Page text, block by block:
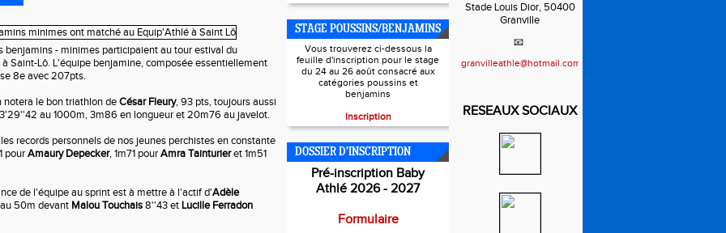
benjamins - minimes participaient au tour estival du
Saint-Lô. L'équipe benjamine, composée essentiellement
8e avec 207pts.
notera le bon triathlon deCésar Fleury, 93 pts, toujours aussi
au 1000m, 3m86 en longueur et 20m76 au javelot.
records personnels de nos jeunes perchistes en constante
pourAmaury Depecker, 1m71 pourAmra Tainturieret 1m51
de l'équipe au sprint est à mettre à l'actif d'Adèle
50m devant Malou Touchais8''43 et Lucille Ferradon
STAGE POUSSINS/BENJAMINS
Vous trouverez ci-dessous la
feuille d'inscription pour le stage
du 24 au 26 août consacré aux
catégories poussins et
benjamins
Inscription
DOSSIER D'INSCRIPTION
Pré-inscription Baby
Athlé 2026 - 2027
Formulaire
Stade Louis Dior, 50400
Granville
📧
granvilleathle@hotmail.com
RESEAUX SOCIAUX